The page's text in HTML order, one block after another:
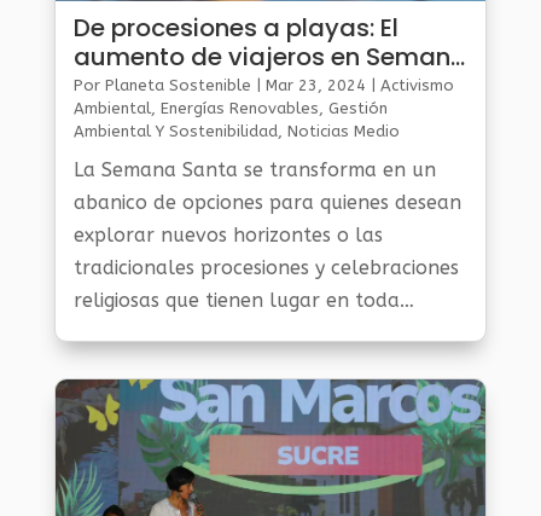
De procesiones a playas: El
aumento de viajeros en Semana
Santa en Colombia
Por Planeta Sostenible Mar 23, 2024
Activismo
Ambiental, Energías Renovables, Gestión
Ambiental Y Sostenibilidad, Noticias Medio
La Semana Santa se transforma en un
abanico de opciones para quienes desean
explorar nuevos horizontes o las
tradicionales procesiones y celebraciones
religiosas que tienen lugar en toda